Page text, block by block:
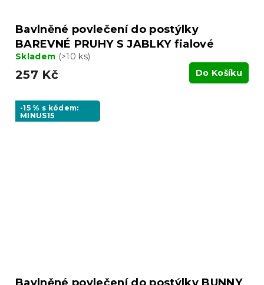
Bavlněné povlečení do postýlky
BAREVNÉ PRUHY S JABLKY fialové
Skladem (>10 ks)
257 Kč Do Košíku
-15 % s kódem:
MINUS15
Bavlněné povlečení do postýlky BUNNY